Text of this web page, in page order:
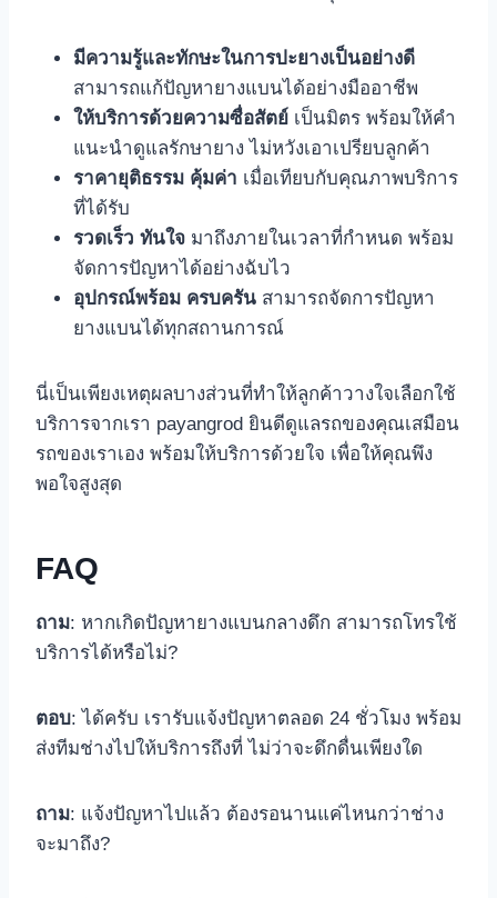
มีความรู้และทักษะในการปะยางเป็นอย่างดี
สามารถแก้ปัญหายางแบนได้อย่างมืออาชีพ
ให้บริการด้วยความซื่อสัตย์ เป็นมิตร พร้อมให้คำ
แนะนำดูแลรักษายาง ไม่หวังเอาเปรียบลูกค้า
ราคายุติธรรม คุ้มค่า เมื่อเทียบกับคุณภาพบริการ
ที่ได้รับ
รวดเร็ว ทันใจ มาถึงภายในเวลาที่กำหนด พร้อม
จัดการปัญหาได้อย่างฉับไว
อุปกรณ์พร้อม ครบครัน สามารถจัดการปัญหา
ยางแบนได้ทุกสถานการณ์
นี่เป็นเพียงเหตุผลบางส่วนที่ทำให้ลูกค้าวางใจเลือกใช้
บริการจากเรา payangrod ยินดีดูแลรถของคุณเสมือน
รถของเราเอง พร้อมให้บริการด้วยใจ เพื่อให้คุณพึง
พอใจสูงสุด
FAQ
ถาม: หากเกิดปัญหายางแบนกลางดึก สามารถโทรใช้
บริการได้หรือไม่?
ตอบ: ได้ครับ เรารับแจ้งปัญหาตลอด 24 ชั่วโมง พร้อม
ส่งทีมช่างไปให้บริการถึงที่ ไม่ว่าจะดึกดื่นเพียงใด
ถาม: แจ้งปัญหาไปแล้ว ต้องรอนานแค่ไหนกว่าช่าง
จะมาถึง?